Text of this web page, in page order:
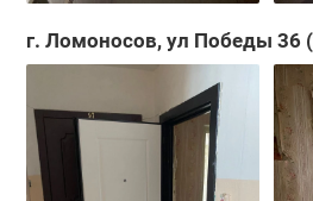
г. Ломоносов, ул Победы 36